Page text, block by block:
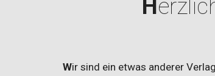
H
Wir sind ein etwas anderer